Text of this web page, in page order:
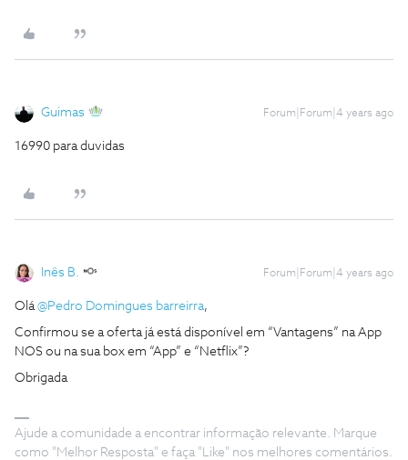
Guimas Forum|Forum|4 years ago
16990 para duvidas
Inês B. Forum|Forum|4 years ago
Olá@Pedro Domingues barreirra,
Confirmou se a oferta já está disponível em “Vantagens” na App
NOS ou na sua box em “App” e “Netflix”?
Obrigada
Ajude a comunidade a encontrar informação relevante. Marque
como "Melhor Resposta" e faça "Like" nos melhores comentários.